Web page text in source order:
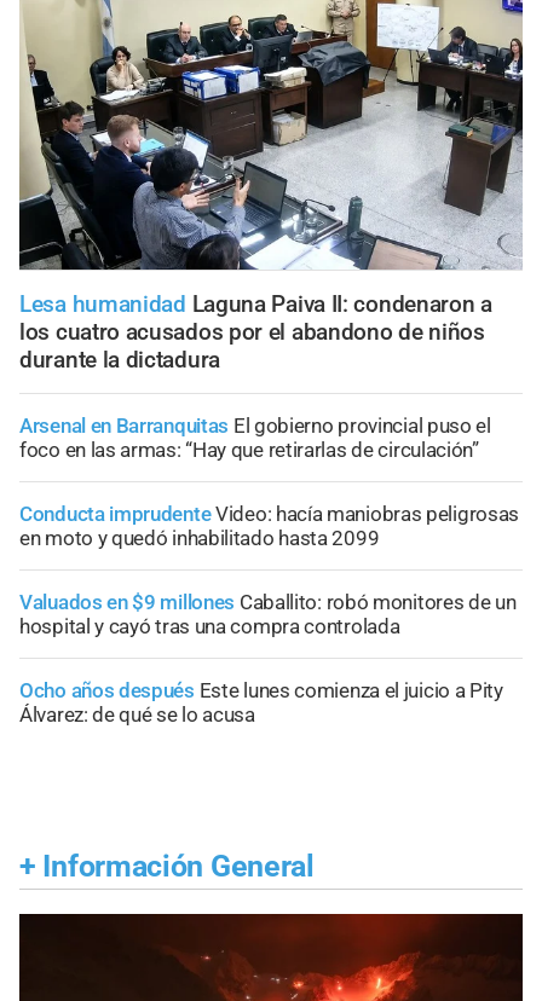
Lesa humanidad Laguna Paiva II: condenaron a
los cuatro acusados por el abandono de niños
durante la dictadura
Arsenal en Barranquitas El gobierno provincial puso el
foco en las armas: “Hay que retirarlas de circulación”
Conducta imprudenteVideo: hacía maniobras peligrosas
en moto y quedó inhabilitado hasta 2099
Valuados en $9 millones Caballito: robó monitores de un
hospital y cayó tras una compra controlada
Ocho años después Este lunes comienza el juicio a Pity
Álvarez: de qué se lo acusa
+ Información General